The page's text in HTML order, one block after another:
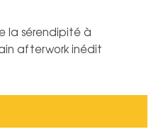
la sérendipité à
afterwork inédit